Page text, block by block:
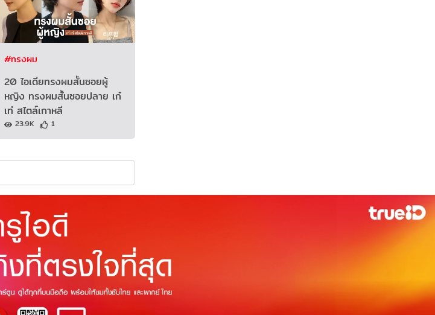
#ทรงผม
20 ไอเดียทรงผมสั้นซอยผู้
หญิง ทรงผมสั้นซอยปลาย เก๋
เท่ สไตล์เกาหลี
23.9K 1